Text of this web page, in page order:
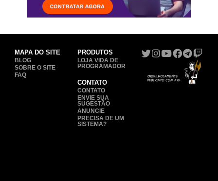
MAPA DO SITE
BLOG
SOBRE O SITE
FAQ
PRODUTOS
LOJA VIDA DE
PROGRAMADOR
CONTATO
CONTATO
ENVIE SUA
SUGESTÃO
ANUNCIE
PRECISA DE UM
SISTEMA?